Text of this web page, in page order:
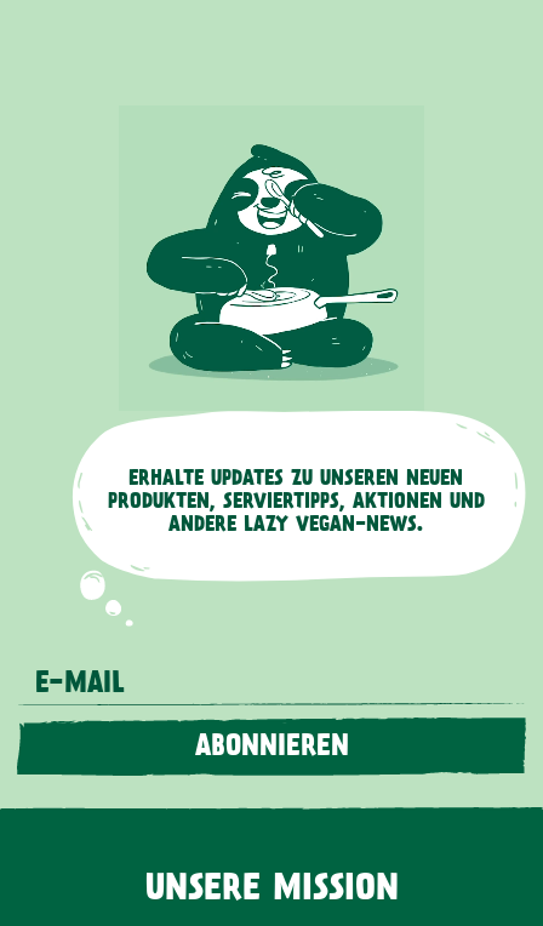
ERHALTE UPDATES ZU UNSEREN NEUEN
PRODUKTEN, SERVIERTIPPS, AKTIONEN UND
ANDERE LAZY VEGAN-NEWS.
E-MAIL
ABONNIEREN
UNSERE MISSION